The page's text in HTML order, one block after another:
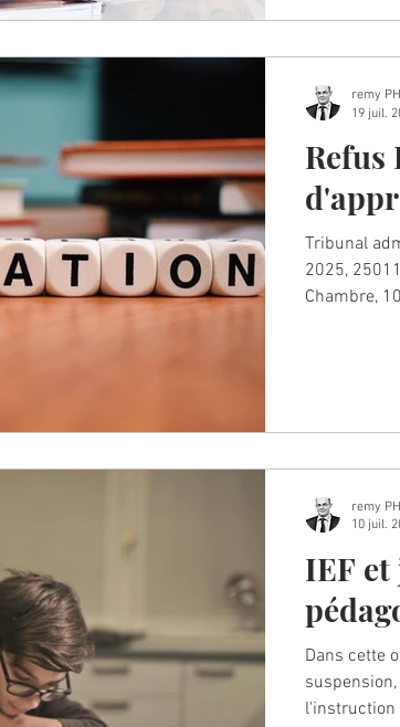
Refus
Tribunal
2025,
Chambre,
remy
19 juil.
IEF
Dans cette
l'instruction
remy
10 juil.